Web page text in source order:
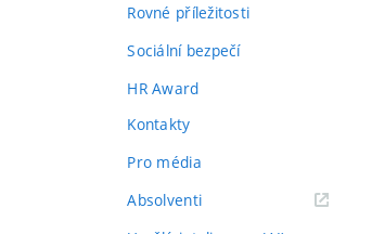
Rovné příležitosti
Sociální bezpečí
HR Award
Kontakty
Pro média
Absolventi(externí